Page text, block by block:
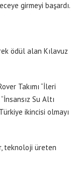
girmeyi başardı.
ödül alan Kılavuz
Takımı “İleri
Su Altı
ikincisi olmayı
teknoloji üreten